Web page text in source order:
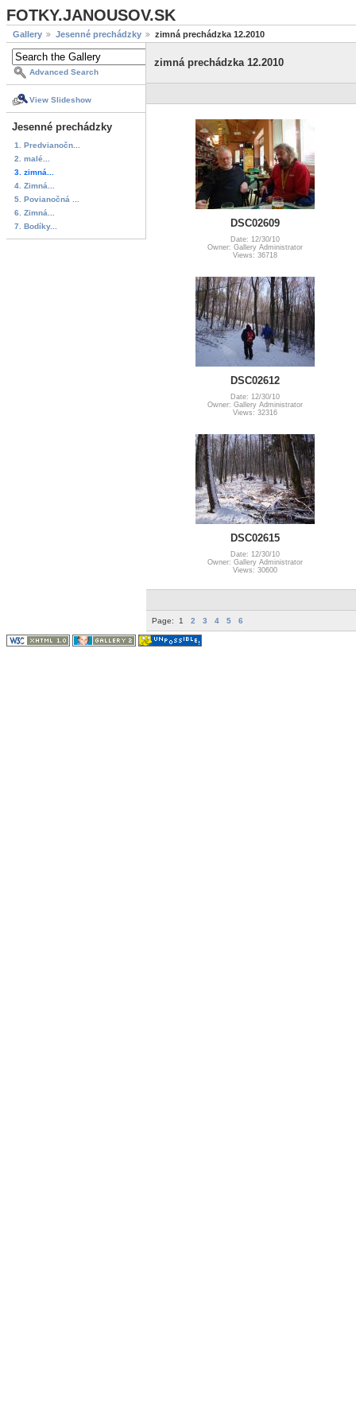
FOTKY.JANOUSOV.SK
Gallery Jesenné prechádzky zimná prechádzka 12.2010
Advanced Search
View Slideshow
Jesenné prechádzky
1. Predvianočn...
2. malé...
3. zimná...
4. Zimná...
5. Povianočná ...
6. Zimná...
7. Bodíky...
zimná prechádzka 12.2010
DSC02609
Date: 12/30/10
Owner: Gallery Administrator
Views: 36718
DSC02612
Date: 12/30/10
Owner: Gallery Administrator
Views: 32316
DSC02615
Date: 12/30/10
Owner: Gallery Administrator
Views: 30600
Page: 1 2 3 4 5 6